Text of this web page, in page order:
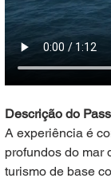
Descrição do
A experiência é
profundos do mar
turismo de base